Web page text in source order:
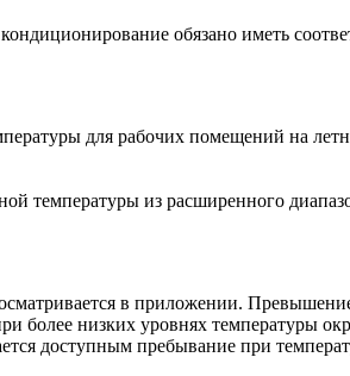
обязано иметь
для рабочих помещений на
температуры из расширенного
в приложении.
более низких уровнях температуры
доступным пребывание при